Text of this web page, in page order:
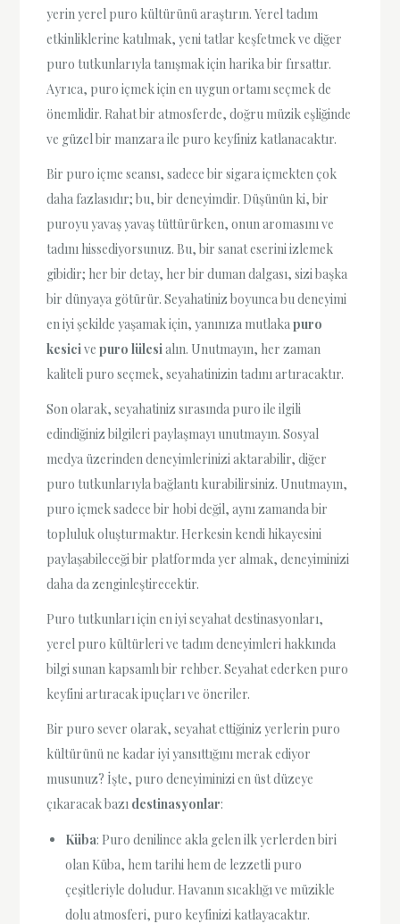
yerin yerel puro kültürünü araştırın. Yerel tadım
etkinliklerine katılmak, yeni tatlar keşfetmek ve diğer
puro tutkunlarıyla tanışmak için harika bir fırsattır.
Ayrıca, puro içmek için en uygun ortamı seçmek de
önemlidir. Rahat bir atmosferde, doğru müzik eşliğinde
ve güzel bir manzara ile puro keyfiniz katlanacaktır.
Bir puro içme seansı, sadece bir sigara içmekten çok
daha fazlasıdır; bu, bir deneyimdir. Düşünün ki, bir
puroyu yavaş yavaş tüttürürken, onun aromasını ve
tadını hissediyorsunuz. Bu, bir sanat eserini izlemek
gibidir; her bir detay, her bir duman dalgası, sizi başka
bir dünyaya götürür. Seyahatiniz boyunca bu deneyimi
en iyi şekilde yaşamak için, yanınıza mutlakapuro
kesici vepuro lülesi alın. Unutmayın, her zaman
kaliteli puro seçmek, seyahatinizin tadını artıracaktır.
Son olarak, seyahatiniz sırasında puro ile ilgili
edindiğiniz bilgileri paylaşmayı unutmayın. Sosyal
medya üzerinden deneyimlerinizi aktarabilir, diğer
puro tutkunlarıyla bağlantı kurabilirsiniz. Unutmayın,
puro içmek sadece bir hobi değil, aynı zamanda bir
topluluk oluşturmaktır. Herkesin kendi hikayesini
paylaşabileceği bir platformda yer almak, deneyiminizi
daha da zenginleştirecektir.
Puro tutkunları için en iyi seyahat destinasyonları,
yerel puro kültürleri ve tadım deneyimleri hakkında
bilgi sunan kapsamlı bir rehber. Seyahat ederken puro
keyfini artıracak ipuçları ve öneriler.
Bir puro sever olarak, seyahat ettiğiniz yerlerin puro
kültürünü ne kadar iyi yansıttığını merak ediyor
musunuz? İşte, puro deneyiminizi en üst düzeye
çıkaracak bazı destinasyonlar:
Küba: Puro denilince akla gelen ilk yerlerden biri
olan Küba, hem tarihi hem de lezzetli puro
çeşitleriyle doludur. Havanın sıcaklığı ve müzikle
dolu atmosferi, puro keyfinizi katlayacaktır.